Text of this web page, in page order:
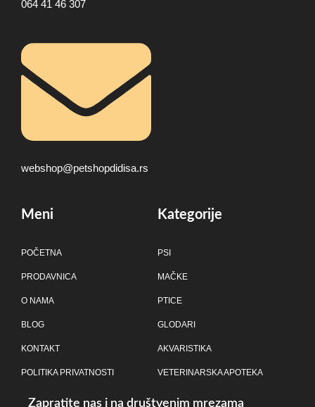
064 41 46 307
webshop@petshopdidisa.rs
Meni
POČETNA
PRODAVNICA
O NAMA
BLOG
KONTAKT
POLITIKA PRIVATNOSTI
Kategorije
PSI
MAČKE
PTICE
GLODARI
AKVARISTIKA
VETERINARSKA APOTEKA
Zapratite nas i na društvenim mrezama